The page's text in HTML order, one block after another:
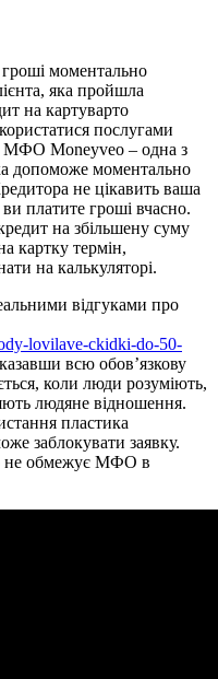
моментально
яка пройшла
на картуварто
послугами
МФО Moneyveo – одна з
допоможе моментально
не цікавить ваша
платите гроші вчасно.
на збільшену суму
картку термін,
на калькуляторі.
відгуками про
lovilave-ckidki-do-50-
всю обов’язкову
коли люди розуміють,
людяне відношення.
пластика
заблокувати заявку.
не обмежує МФО в